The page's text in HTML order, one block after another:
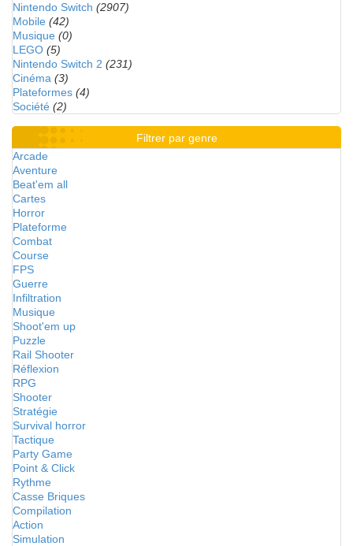
Nintendo Switch (2907)
Mobile (42)
Musique (0)
LEGO (5)
Nintendo Switch 2 (231)
Cinéma (3)
Plateformes (4)
Société (2)
Filtrer par genre
Arcade
Aventure
Beat'em all
Cartes
Horror
Plateforme
Combat
Course
FPS
Guerre
Infiltration
Musique
Shoot'em up
Puzzle
Rail Shooter
Réflexion
RPG
Shooter
Stratégie
Survival horror
Tactique
Party Game
Point & Click
Rythme
Casse Briques
Compilation
Action
Simulation